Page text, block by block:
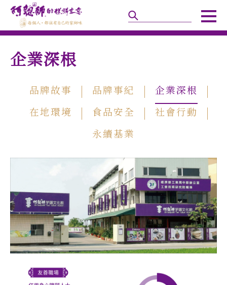
企業深根
品牌故事 品牌事紀
企業深根
在地環境
食品安全
社會行動
永續基業